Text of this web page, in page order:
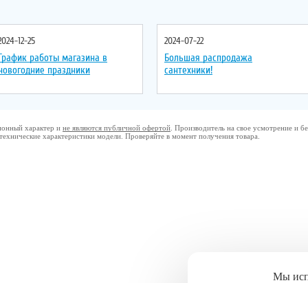
12-25
работы магазина в
праздники
2024-07-22
Большая распродажа
сантехники!
характер и не являются публичной офертой . Производитель на свое усмотрение и
характеристики модели. Проверяйте в момент получения товара.
Мы